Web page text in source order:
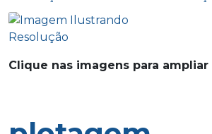
Clique nas imagens para ampliar